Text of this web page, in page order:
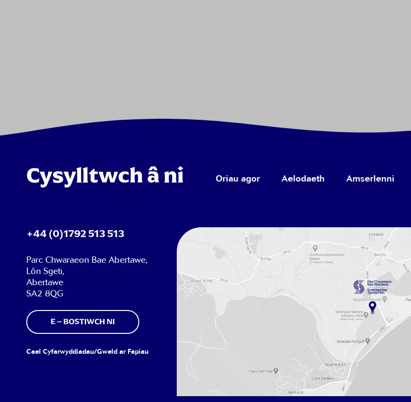
Cysylltwch â ni Oriau agor Aelodaeth Amserlenni
+44 (0)1792 513 513
Parc Chwaraeon Bae Abertawe,
Lôn Sgeti,
Abertawe
SA2 8QG
E – BOSTIWCH NI
Cael Cyfarwyddiadau/Gweld ar Fapiau